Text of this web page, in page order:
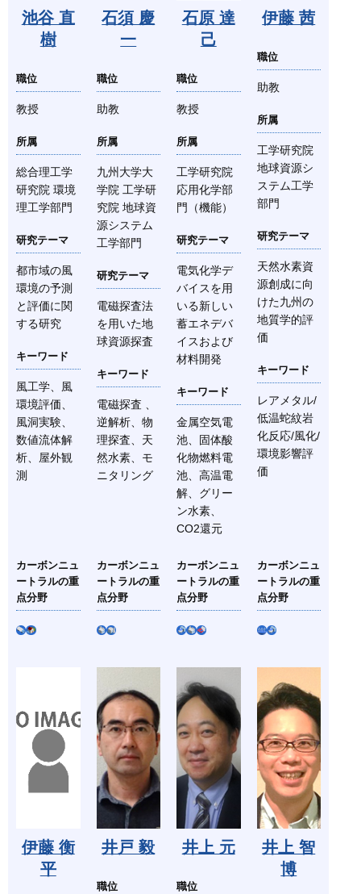
池谷 直
樹
職位
教授
所属
総合理工学
研究院 環境
理工学部門
研究テーマ
都市域の風
環境の予測
と評価に関
する研究
キーワード
風工学、風
環境評価、
風洞実験、
数値流体解
析、屋外観
測
カーボンニュ
ートラルの重
点分野
石須 慶
一
職位
助教
所属
九州大学大
学院 工学研
究院 地球資
源システム
工学部門
研究テーマ
電磁探査法
を用いた地
球資源探査
キーワード
電磁探査 、
逆解析、物
理探査、天
然水素、モ
ニタリング
カーボンニュ
ートラルの重
点分野
石原 達
己
職位
教授
所属
工学研究院
応用化学部
門（機能）
研究テーマ
電気化学デ
バイスを用
いる新しい
蓄エネデバ
イスおよび
材料開発
キーワード
金属空気電
池、固体酸
化物燃料電
池、高温電
解、グリー
ン水素、
CO2還元
カーボンニュ
ートラルの重
点分野
伊藤 茜
職位
助教
所属
工学研究院
地球資源シ
ステム工学
部門
研究テーマ
天然水素資
源創成に向
けた九州の
地質学的評
価
キーワード
レアメタル/
低温蛇紋岩
化反応/風化/
環境影響評
価
カーボンニュ
ートラルの重
点分野
伊藤 衡
平
井戸 毅
職位
井上 元
職位
井上 智
博